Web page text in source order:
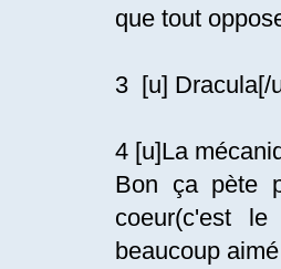
que tout
3 [u] Dracula[/
4 [u]La
Bon ça pète
coeur(c'est
beaucoup